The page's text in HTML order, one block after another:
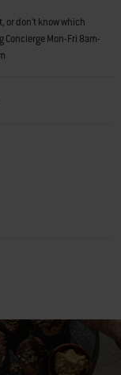
or don't know which
Concierge Mon-Fri 8am-